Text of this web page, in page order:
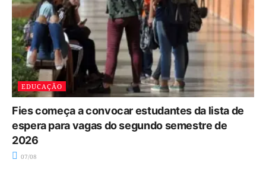
EDUCAÇÃO
Fies começa a convocar estudantes da lista de
espera para vagas do segundo semestre de
2026
07/08